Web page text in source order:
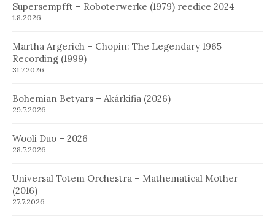
Supersempfft – Roboterwerke (1979) reedice 2024
1.8.2026
Martha Argerich – Chopin: The Legendary 1965
Recording (1999)
31.7.2026
Bohemian Betyars – Akárkifia (2026)
29.7.2026
Wooli Duo – 2026
28.7.2026
Universal Totem Orchestra – Mathematical Mother
(2016)
27.7.2026